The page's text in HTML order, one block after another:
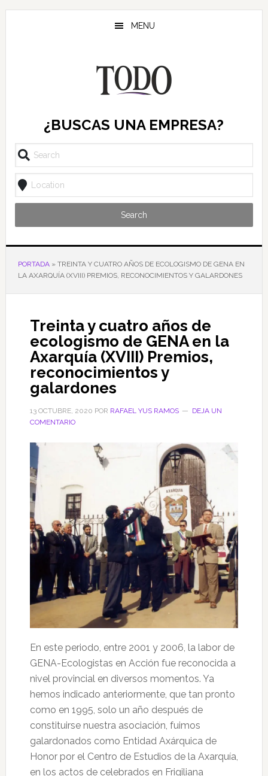
Saltar
Saltar
Saltar
MENU
¿BUSCAS UNA EMPRESA?
Search
PORTADA» TREINTA Y CUATRO AÑOS DE ECOLOGISMO DE GENA EN
LA AXARQUÍA (XVIII) PREMIOS, RECONOCIMIENTOS Y GALARDONES
Treinta y cuatro años de
ecologismo de GENA en la
Axarquía (XVIII) Premios,
reconocimientos y
galardones
13 OCTUBRE, 2020 POR RAFAEL YUS RAMOS
DEJA UN
COMENTARIO
En este periodo, entre 2001 y 2006, la labor de
GENA-Ecologistas en Acción fue reconocida a
nivel provincial en diversos momentos. Ya
hemos indicado anteriormente, que tan pronto
como en 1995, solo un año después de
constituirse nuestra asociación, fuimos
galardonados como Entidad Axárquica de
Honor por el Centro de Estudios de la Axarquía,
en los actos de celebrados en Frigiliana